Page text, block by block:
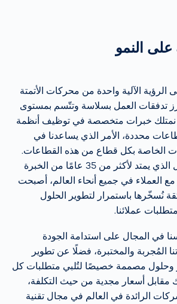
النمو
الرؤية الآلية واحدة من محركات الأتمتة
تدفقات العمل بسلاسة وتتّسم بمستوى
نمتلك خبرات متخصصة في توظيف أنظمة
محددة، الأمر الذي يساعدنا في
الخاصة بكل قطاع من هذه القطاعات.
وبفضل تاريخنا الحافل الذي يمتد لأكثر من 35 عامًا من الخبرة
العملاء في جميع أنحاء العالم، أصبحت
نُسخّرها باستمرار لتطوير الحلول
عملائنا.
في المجال على استدامة الجودة
المُجربة والمختبرة، فضلًا عن تطوير
وحلول مصممة خصيصًا لتُلبي متطلبات كل
أسعار مجدية من حيث التكلفة،
الرائدة في العالم في مجال تقنية